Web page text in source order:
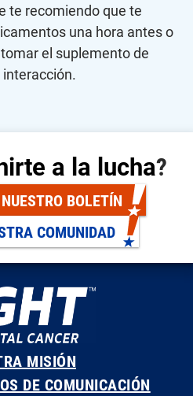
te recomiendo que te
una hora antes o
el suplemento de
a la lucha?
BOLETÍN
COMUNIDAD
MISIÓN
DE COMUNICACIÓN